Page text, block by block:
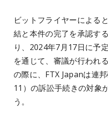
ビットフライヤーによる
結と本件の完了を承認す
り、2024年7月17日に予
を通じて、審議が行われ
の際に、FTX Japanは連
11）の訴訟手続きの対象
う。